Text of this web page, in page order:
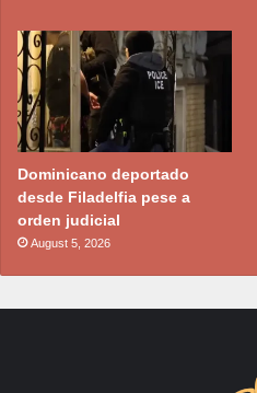
Dominicano deportado
desde Filadelfia pese a
orden judicial
August 5, 2026